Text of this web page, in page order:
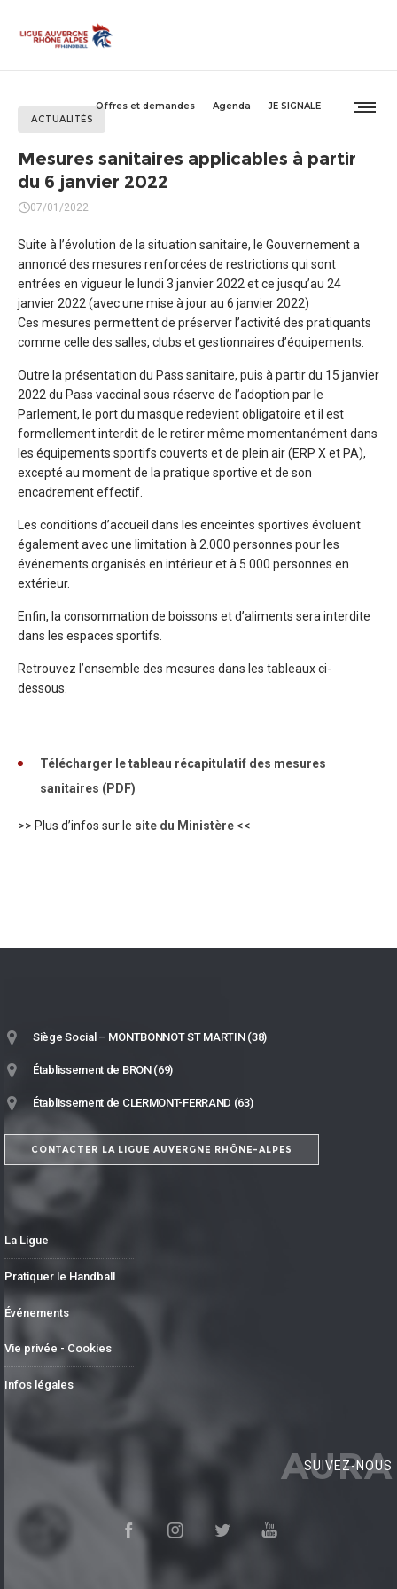
Offres et demandes Agenda
JE SIGNALE
ACTUALITÉS
Mesures sanitaires applicables à partir
du 6 janvier 2022
07/01/2022
Suite à l’évolution de la situation sanitaire, le Gouvernement a
annoncé des mesures renforcées de restrictions qui sont
entrées en vigueur le lundi 3 janvier 2022 et ce jusqu’au 24
janvier 2022 (avec une mise à jour au 6 janvier 2022)
Ces mesures permettent de préserver l’activité des pratiquants
comme celle des salles, clubs et gestionnaires d’équipements.
Outre la présentation du Pass sanitaire, puis à partir du 15 janvier
2022 du Pass vaccinal sous réserve de l’adoption par le
Parlement, le port du masque redevient obligatoire et il est
formellement interdit de le retirer même momentanément dans
les équipements sportifs couverts et de plein air (ERP X et PA),
excepté au moment de la pratique sportive et de son
encadrement effectif.
Les conditions d’accueil dans les enceintes sportives évoluent
également avec une limitation à 2.000 personnes pour les
événements organisés en intérieur et à 5 000 personnes en
extérieur.
Enfin, la consommation de boissons et d’aliments sera interdite
dans les espaces sportifs.
Retrouvez l’ensemble des mesures dans les tableaux ci-
dessous.
Télécharger le tableau récapitulatif des mesures
sanitaires (PDF)
>> Plus d’infos sur le site du Ministère <<
Siège Social – MONTBONNOT ST MARTIN (38)
Établissement de BRON (69)
Établissement de CLERMONT-FERRAND (63)
CONTACTER LA LIGUE AUVERGNE RHÔNE-ALPES
La Ligue
Pratiquer le Handball
Événements
Vie privée - Cookies
Infos légales
AURA
SUIVEZ-NOUS